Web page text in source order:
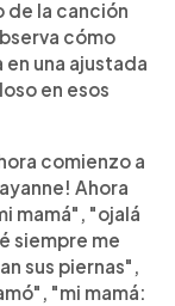
de la canción
cómo
una ajustada
en esos
comienzo a
Ahora
mamá", "ojalá
siempre me
sus piernas",
"mi mamá: